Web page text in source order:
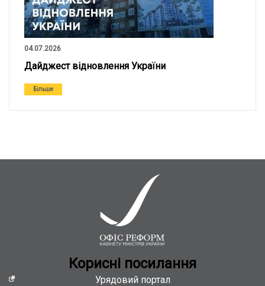
04.07.2026
Дайджест відновлення України
Більше
Кориснi посилання
Урядовий портал